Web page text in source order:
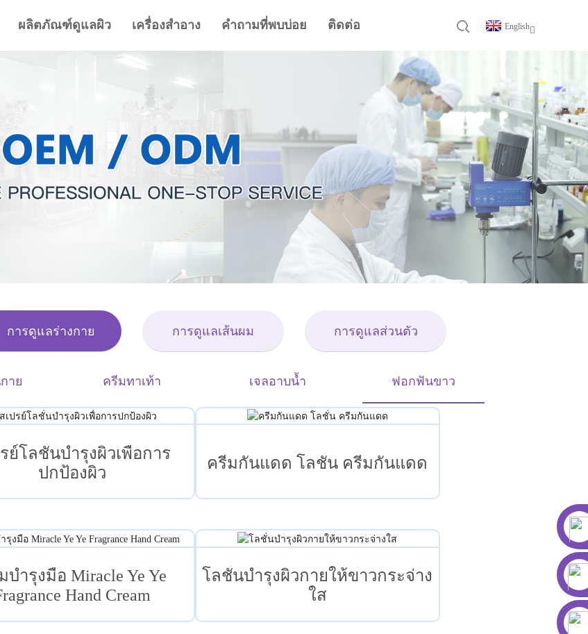
ผลิตภัณฑ์ดูแลผิว เครื่องสำอาง คำถามที่พบบ่อย ติดต่อ English
การดูแลร่างกาย
าย ครีมทาเท้า เจลอาบน้ำ ฟอกฟันขาว
การดูแลเส้นผม การดูแลส่วนตัว
ย์โลชั่นบำรุงผิวเพื่อการ
ปกป้องผิว
ครีมกันแดด โลชั่น ครีมกันแดด
บำรุงมือ Miracle Ye Ye
Hand Cream
โลชั่นบำรุงผิวกายให้ขาวกระจ่าง
ใส